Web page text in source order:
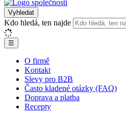
Vyhledat
Kdo hledá, ten najde
☰
O firmě
Kontakt
Slevy pro B2B
Často kladené otázky (FAQ)
Doprava a platba
Recepty